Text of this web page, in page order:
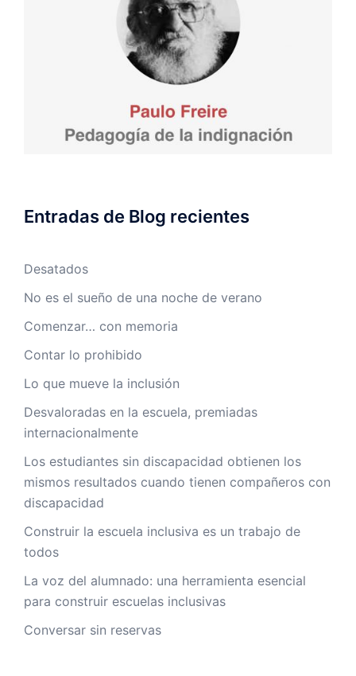
Entradas de Blog recientes
Desatados
No es el sueño de una noche de verano
Comenzar… con memoria
Contar lo prohibido
Lo que mueve la inclusión
Desvaloradas en la escuela, premiadas
internacionalmente
Los estudiantes sin discapacidad obtienen los
mismos resultados cuando tienen compañeros con
discapacidad
Construir la escuela inclusiva es un trabajo de
todos
La voz del alumnado: una herramienta esencial
para construir escuelas inclusivas
Conversar sin reservas